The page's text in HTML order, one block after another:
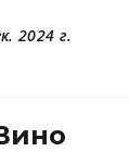
2024 г.